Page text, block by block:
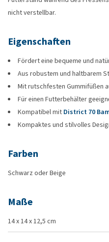
nicht verstellbar.
Eigenschaften
Fördert eine bequeme und
Aus robustem und haltbarem
Mit rutschfesten Gummifüßen
Für einen Futterbehälter
Kompatibel mit District 70
Kompaktes und stilvolles
Farben
Schwarz oder Beige
Maße
14 x 14 x 12,5 cm